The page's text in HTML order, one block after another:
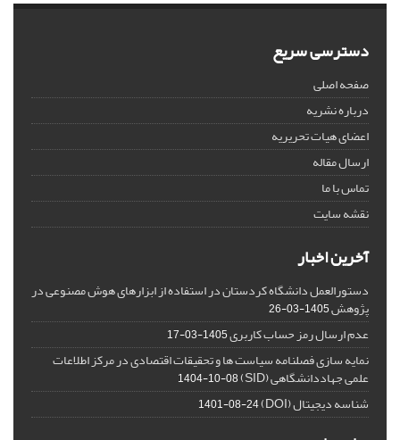
دسترسی سریع
صفحه اصلی
درباره نشریه
اعضای هیات تحریریه
ارسال مقاله
تماس با ما
نقشه سایت
آخرین اخبار
دستورالعمل دانشگاه کردستان در استفاده از ابزارهای هوش مصنوعی در
پژوهش1405-03-26
عدم ارسال رمز حساب کاربری1405-03-17
نمایه سازی فصلنامه سیاست ها و تحقیقات اقتصادی در مرکز اطلاعات
علمی جهاددانشگاهی (SID) 1404-10-08
شناسه دیجیتال (DOI) 1401-08-24